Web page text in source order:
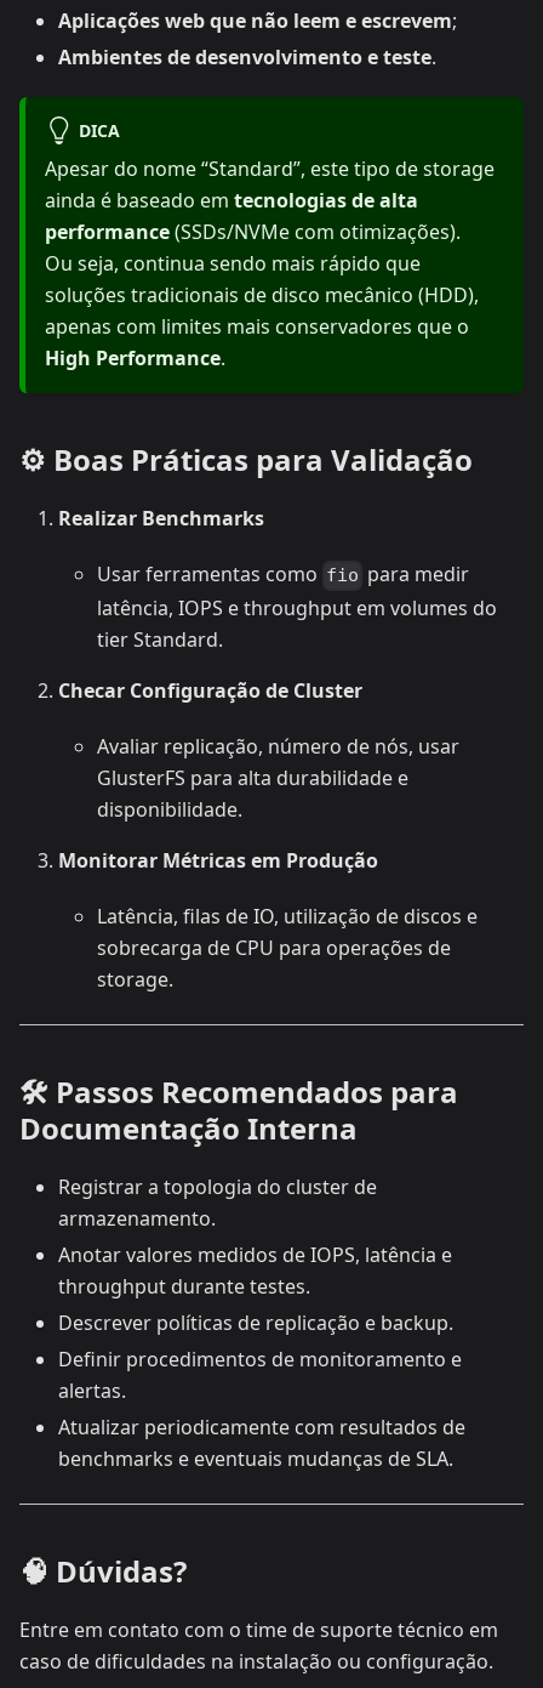
Aplicações web que não leem e escrevem;
Ambientes de desenvolvimento e teste.
DICA
Apesar do nome “Standard”, este tipo de storage
ainda é baseado em tecnologias de alta
performance(SSDs/NVMe com otimizações).
Ou seja, continua sendo mais rápido que
soluções tradicionais de disco mecânico (HDD),
apenas com limites mais conservadores que o
High Performance.
⚙️ Boas Práticas para Validação
Realizar Benchmarks
Usar ferramentas como fio para medir
latência, IOPS e throughput em volumes do
tier Standard.
Checar Configuração de Cluster
Avaliar replicação, número de nós, usar
GlusterFS para alta durabilidade e
disponibilidade.
Monitorar Métricas em Produção
Latência, filas de IO, utilização de discos e
sobrecarga de CPU para operações de
storage.
🛠️ Passos Recomendados para
Documentação Interna
Registrar a topologia do cluster de
armazenamento.
Anotar valores medidos de IOPS, latência e
throughput durante testes.
Descrever políticas de replicação e backup.
Definir procedimentos de monitoramento e
alertas.
Atualizar periodicamente com resultados de
benchmarks e eventuais mudanças de SLA.
🧠 Dúvidas?
Entre em contato com o time de suporte técnico em
caso de dificuldades na instalação ou configuração.